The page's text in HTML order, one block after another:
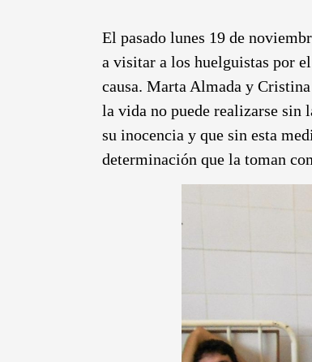
El pasado lunes 19 de
a visitar a los huelguistas por
causa. Marta Almada y Cristina
la vida no puede realizarse sin
su inocencia y que sin esta
determinación que la toman